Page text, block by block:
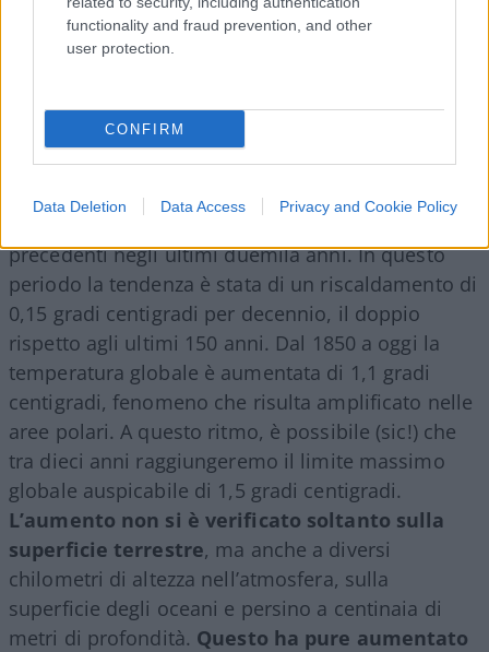
functionality and fraud prevention, and other
user protection.
CONFIRM
Data Deletion Data Access Privacy and Cookie Policy
tecnologie antiquate e pertanto altamente
inquinanti, eppure, prodigiosamente, per motivi
immettere meno agenti di tutti; al di là pure della
irresponsabilità con cui si affermano cose del
tutto lunari come «Nel contempo, notiamo che
negli ultimi cinquant’anni la temperatura è
precedenti negli ultimi duemila anni. In questo
periodo la tendenza è stata di un riscaldamento di
0,15 gradi centigradi per decennio, il doppio
rispetto agli ultimi 150 anni. Dal 1850 a oggi la
temperatura globale è aumentata di 1,1 gradi
centigradi, fenomeno che risulta amplificato nelle
aree polari. A questo ritmo, è possibile (sic!) che
tra dieci anni raggiungeremo il limite massimo
globale auspicabile di 1,5 gradi centigradi.
L’aumento non si è verificato soltanto sulla
superficie terrestre, ma anche a diversi
chilometri di altezza nell’atmosfera, sulla
superficie degli oceani e persino a centinaia di
metri di profondità. Questo ha pure aumentato